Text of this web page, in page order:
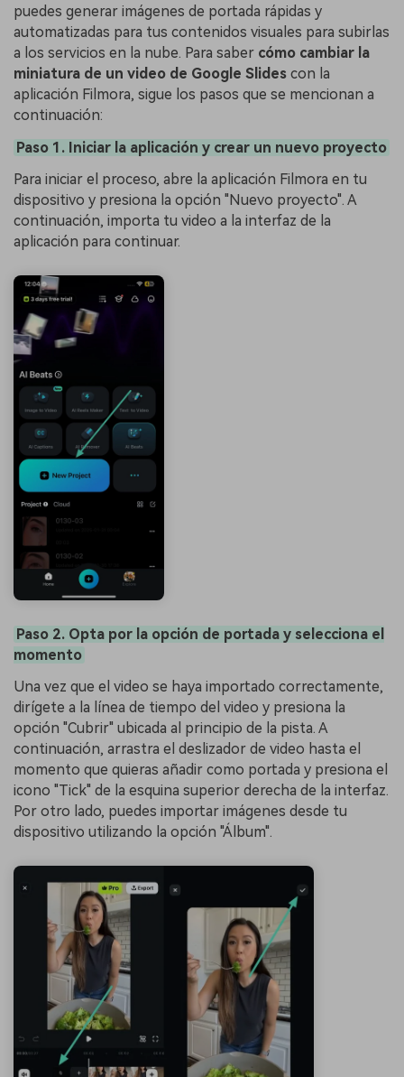
puedes generar imágenes de portada rápidas y
automatizadas para tus contenidos visuales para subirlas
a los servicios en la nube. Para saber cómo cambiar la
miniatura de un video de Google Slides con la
aplicación Filmora, sigue los pasos que se mencionan a
continuación:
Paso 1. Iniciar la aplicación y crear un nuevo proyecto
Para iniciar el proceso, abre la aplicación Filmora en tu
dispositivo y presiona la opción "Nuevo proyecto". A
continuación, importa tu video a la interfaz de la
aplicación para continuar.
Paso 2. Opta por la opción de portada y selecciona el
momento
Una vez que el video se haya importado correctamente,
dirígete a la línea de tiempo del video y presiona la
opción "Cubrir" ubicada al principio de la pista. A
continuación, arrastra el deslizador de video hasta el
momento que quieras añadir como portada y presiona el
icono "Tick" de la esquina superior derecha de la interfaz.
Por otro lado, puedes importar imágenes desde tu
dispositivo utilizando la opción "Álbum".